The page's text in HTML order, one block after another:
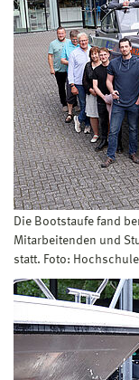
Die Bootstaufe fand
Mitarbeitenden und
statt. Foto: